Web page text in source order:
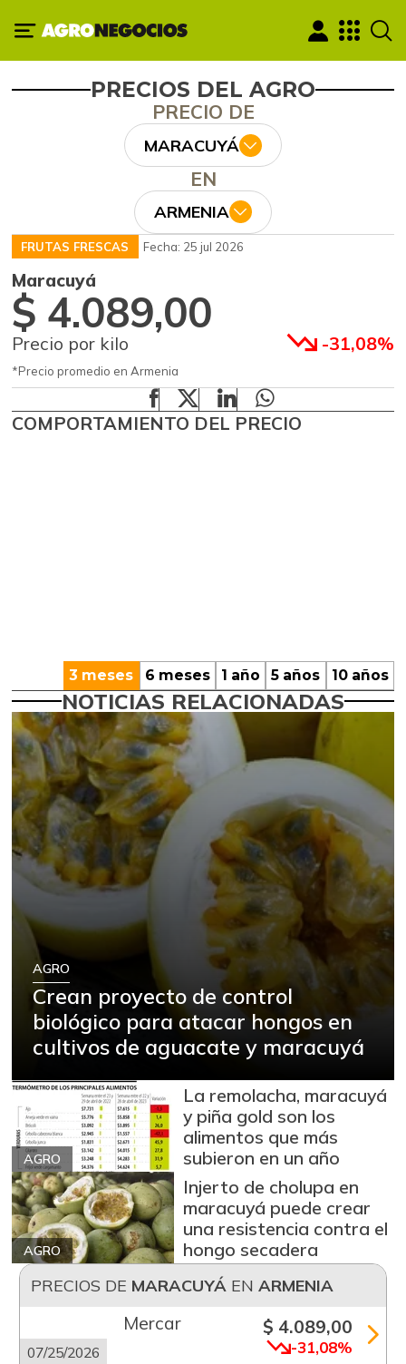
PRECIOS DEL AGRO
PRECIO DE
MARACUYÁ
EN
ARMENIA
FRUTAS FRESCAS Fecha: 25 jul 2026
Maracuyá
$ 4.089,00
Precio por kilo -31,08%
*Precio promedio en Armenia
COMPORTAMIENTO DEL PRECIO
3 meses 6 meses 1 año 5 años 10 años
NOTICIAS RELACIONADAS
AGRO
Crean proyecto de control
biológico para atacar hongos en
cultivos de aguacate y maracuyá
AGRO
La remolacha, maracuyá
y piña gold son los
alimentos que más
subieron en un año
AGRO
Injerto de cholupa en
maracuyá puede crear
una resistencia contra el
hongo secadera
PRECIOS DE MARACUYÁEN ARMENIA
Mercar
07/25/2026
$ 4.089,00
-31,08%